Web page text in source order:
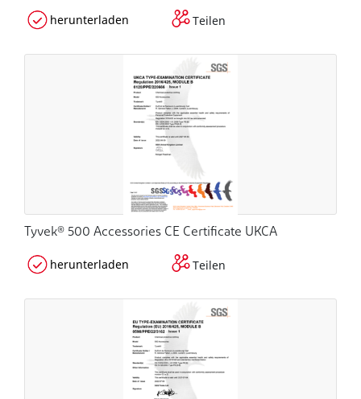
herunterladen Teilen
Tyvek® 500 Accessories CE Certificate UKCA
herunterladen Teilen